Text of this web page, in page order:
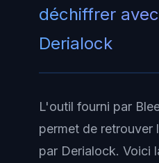
déchiffrer
Derialock
L'outil fourni par
permet de retrouver
par Derialock. Voici